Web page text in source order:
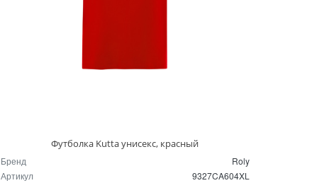
Футболка Kutta унисекс, красный
Бренд
Roly
Артикул
9327CA604XL